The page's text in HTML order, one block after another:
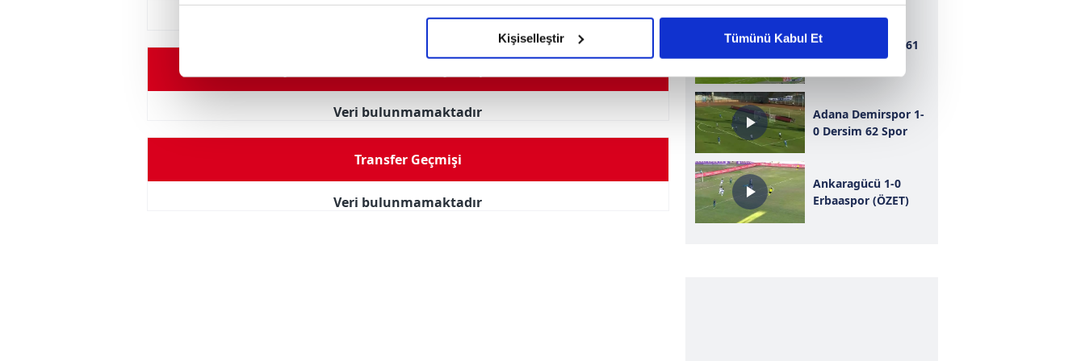
içerikleri sunabilmek adına elimizden gelen çabayı gösterdiğimizi ve bu noktada, reklamların maliyetlerimizi karşılamak
Sizlere daha iyi bir hizmet sunabilmek için İnternet Sitemizde kendimize ve üçüncü kişilere ait çerezler kullanılmaktadır. Bu
çerezler vasıtasıyla çeşitli kişisel verileriniz işlenmekte olup gerekli olan çerezler bilgi toplumu hizmetlerinin sunulması
amacıyla kullanılmaktadır. Diğer çerezler, sitemizin daha işlevsel kılınması ve kişiselleştirilmesi ve sizlere yönelik
reklam/pazarlama faaliyetlerinin yapılması, amaçlarıyla sınırlı olarak açık rızanız dahilinde kullanılacaktır.
Çerezlere ilişkin tercihlerinizi aşağıda yer alan panel vasıtasıyla belirleyebilirsiniz. Çerezlere ilişkin detaylı bilgi için Ayarlar
Kişiselleştir Tümünü Kabul Et
Veri bulunmamaktadır
Transfer Geçmişi
Veri bulunmamaktadır
Bursaspor 1-1 1461
Trabzon
Adana Demirspor 1-
0 Dersim 62 Spor
Ankaragücü 1-0
Erbaaspor (ÖZET)